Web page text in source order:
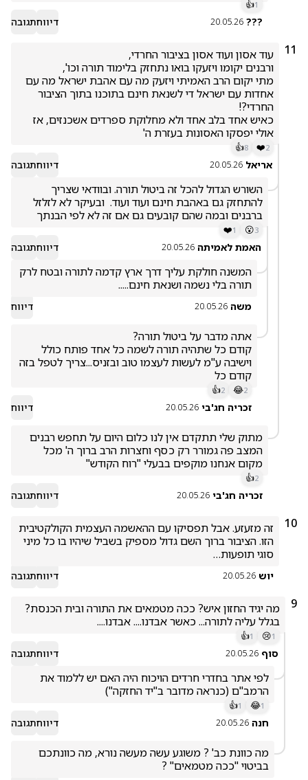
👍1
???
20.05.26 דיווחתגובה
11
אולי יפסקו האסונות בעזרת ה'
👍8 ❤️2
אריאל 20.05.26 דיווחתגובה
ברבנים ובמה שהם קובעים גם אם זה לא לפי הבנתך
❤️1 😮3
האמת לאמיתה 20.05.26 דיווחתגובה
תורה בלי נשמה ושנאת חינם.....
משה 20.05.26 דיווח
קודם כל
👍2 😂2
זכריה חג'בי 20.05.26 דיווח
מקום אנחנו מוקפים בבעלי "רוח הקודש"
👍2
זכריה חג'בי 20.05.26 דיווחתגובה
10
סוגי תופעות…
יוש 20.05.26 דיווחתגובה
9
בגלל עליה לתורה... כאשר אבדנו.... אבדנו....
👍1 😢1
סוף 20.05.26 דיווחתגובה
הרמב"ם (כנראה מדובר ב"יד החזקה")
👍1 😂1
חנה 20.05.26 דיווחתגובה
בביטוי "ככה מטמאים" ?